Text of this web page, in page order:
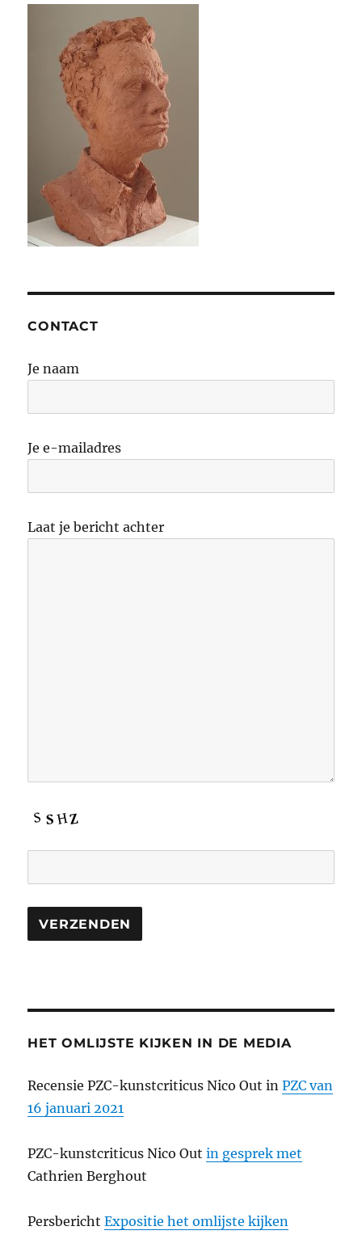
CONTACT
Je naam
Je e-mailadres
Laat je bericht achter
HET OMLIJSTE KIJKEN IN DE MEDIA
Recensie PZC-kunstcriticus Nico Out inPZC van
16 januari 2021
PZC-kunstcriticus Nico Outin gesprek met
Cathrien Berghout
PersberichtExpositie het omlijste kijken